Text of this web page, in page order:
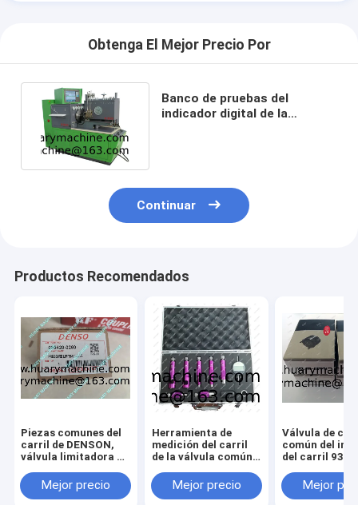
Obtenga El Mejor Precio Por
Banco de pruebas del
indicador digital de la
Continuar
Productos Recomendados
Piezas comunes del
carril de DENSON,
válvula limitadora de
0260Mejor precio
Herramienta de
medición del carril
de la válvula común
herramienta de
medición del
Mejor precio
Válvula de
común del
del carril
Mejor